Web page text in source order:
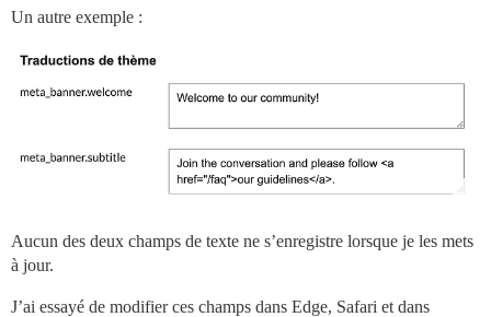
Un autre exemple :
Aucun des deux champs de texte ne s’enregistre lorsque je les mets
à jour.
J’ai essayé de modifier ces champs dans Edge, Safari et dans